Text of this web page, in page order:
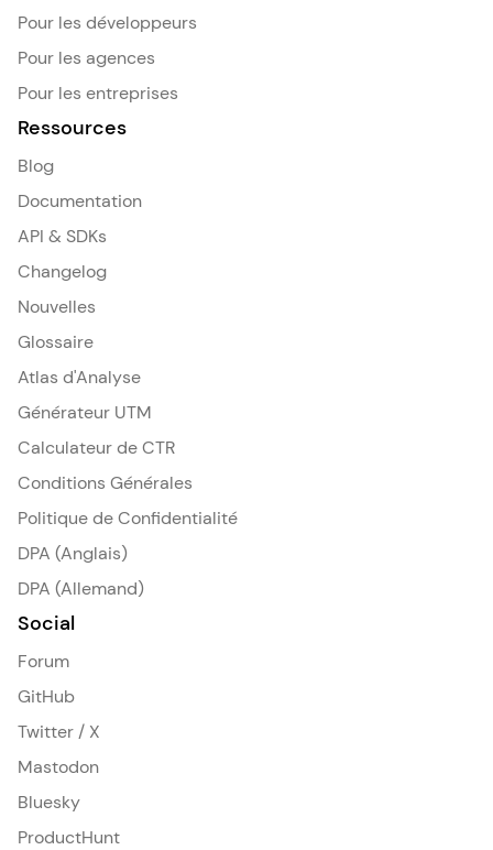
Pour les développeurs
Pour les agences
Pour les entreprises
Ressources
Blog
Documentation
API & SDKs
Changelog
Nouvelles
Glossaire
Atlas d'Analyse
Générateur UTM
Calculateur de CTR
Conditions Générales
Politique de Confidentialité
DPA (Anglais)
DPA (Allemand)
Social
Forum
GitHub
Twitter / X
Mastodon
Bluesky
ProductHunt